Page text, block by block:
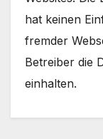
hat keinen
fremder
Betreiber die
einhalten.